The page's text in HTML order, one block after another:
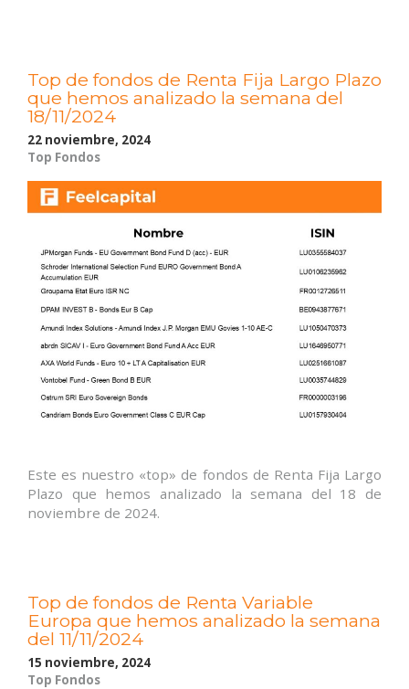
Top de fondos de Renta Fija Largo Plazo
que hemos analizado la semana del
18/11/2024
22 noviembre, 2024
Top Fondos
Este es nuestro «top» de fondos de Renta Fija Largo
Plazo que hemos analizado la semana del 18 de
noviembre de 2024.
Top de fondos de Renta Variable
Europa que hemos analizado la semana
del 11/11/2024
15 noviembre, 2024
Top Fondos